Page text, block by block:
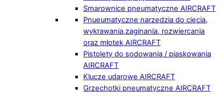
Smarownice pneumatyczne AIRCRAFT
Pnueumatyczne narzędzia do cięcia,
wykrawania,zaginania, rozwiercania
oraz młotek AIRCRAFT
Pistolety do sodowania / piaskowania
AIRCRAFT
Klucze udarowe AIRCRAFT
Grzechotki pneumatyczne AIRCRAFT